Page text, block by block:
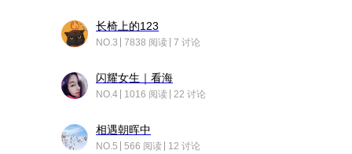
长椅上的123
NO.3 7838 阅读 7 讨论
闪耀女生｜看海
NO.4 1016 阅读 22 讨论
相遇朝晖中
NO.5 566 阅读 12 讨论